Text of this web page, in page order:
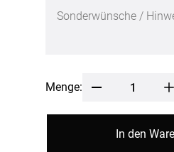
Menge:
In den